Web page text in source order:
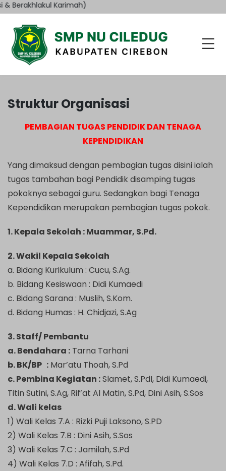
Berakhlakul Karimah)
Struktur Organisasi
PEMBAGIAN TUGAS PENDIDIK DAN TENAGA
KEPENDIDIKAN
Yang dimaksud dengan pembagian tugas disini ialah
tugas tambahan bagi Pendidik disamping tugas
pokoknya sebagai guru. Sedangkan bagi Tenaga
Kependidikan merupakan pembagian tugas pokok.
1. Kepala Sekolah : Muammar, S.Pd.
2. Wakil Kepala Sekolah
a. Bidang Kurikulum : Cucu, S.Ag.
b. Bidang Kesiswaan : Didi Kumaedi
c. Bidang Sarana : Muslih, S.Kom.
d. Bidang Humas : H. Chidjazi, S.Ag
3. Staff/ Pembantu
a. Bendahara : Tarna Tarhani
b. BK/BP : Mar’atu Thoah, S.Pd
c. Pembina Kegiatan :Slamet, S.PdI, Didi Kumaedi,
Titin Sutini, S.Ag, Rif’at Al Matin, S.Pd, Dini Asih, S.Sos
d. Wali kelas
1) Wali Kelas 7.A : Rizki Puji Laksono, S.PD
2) Wali Kelas 7.B : Dini Asih, S.Sos
3) Wali Kelas 7.C : Jamilah, S.Pd
4) Wali Kelas 7.D : Afifah, S.Pd.